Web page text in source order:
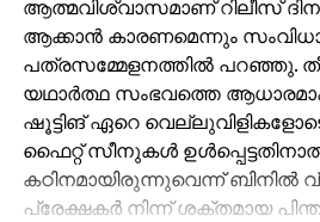
ആത്മവിശ്വാസമാണ് റിലീസ്
ആക്കാന്‍ കാരണമെന്നും
പത്രസമ്മേളനത്തില്‍ പറഞ്ഞു.
യഥാര്‍ത്ഥ സംഭവത്തെ
ഷൂട്ടിങ് ഏറെ
ഫൈറ്റ് സീനുകള്‍
കഠിനമായിരുന്നുവെന്ന് ബിനില്‍
പ്രേക്ഷകര്‍ നിന്ന് ശക്തമായ